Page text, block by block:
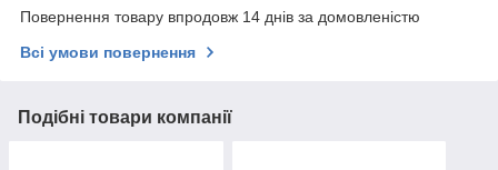
Повернення товару впродовж 14 днів за домовленістю
Всі умови повернення
Подібні товари компанії